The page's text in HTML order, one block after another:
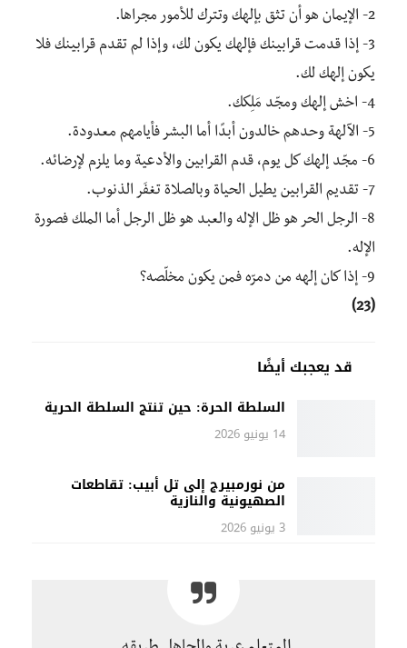
2- الإيمان هو أن تثق بإلهك وتترك للأمور مجراها.
3- إذا قدمت قرابينك فإلهك يكون لك، وإذا لم تقدم قرابينك فلا
يكون إلهك لك.
4- اخش إلهك ومجّد مَلِكك.
5- الآلهة وحدهم خالدون أبدًا أما البشر فأيامهم معدودة.
6- مجّد إلهك كل يوم، قدم القرابين والأدعية وما يلزم لإرضائه.
7- تقديم القرابين يطيل الحياة وبالصلاة تغفَر الذنوب.
8- الرجل الحر هو ظل الإله والعبد هو ظل الرجل أما الملك فصورة
الإله.
9- إذا كان إلهه من دمرّه فمن يكون مخلّصه؟
(23)
قد يعجبك أيضًا
السلطة الحرة: حين تنتج السلطة الحرية
14 يونيو 2026
من نورمبيرج إلى تل أبيب: تقاطعات
الصهيونية والنازية
3 يونيو 2026